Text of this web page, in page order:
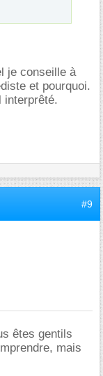
je conseille à
et pourquoi.
interprêté.
#9
êtes gentils
mais